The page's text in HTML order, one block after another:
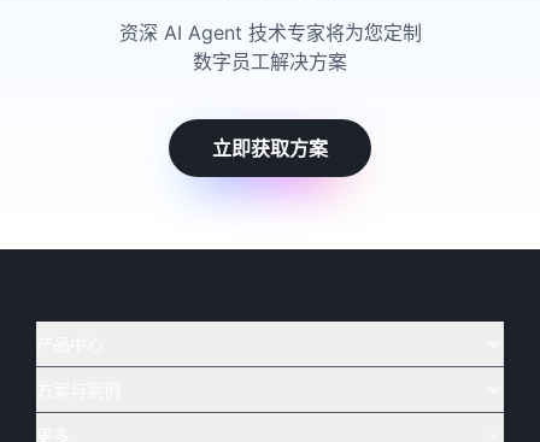
资深 AI Agent 技术专家将为您定制
数字员工解决方案
立即获取方案